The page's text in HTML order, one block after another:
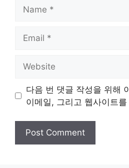
다음 번 댓글 작성을 위해
이메일, 그리고 웹사이트